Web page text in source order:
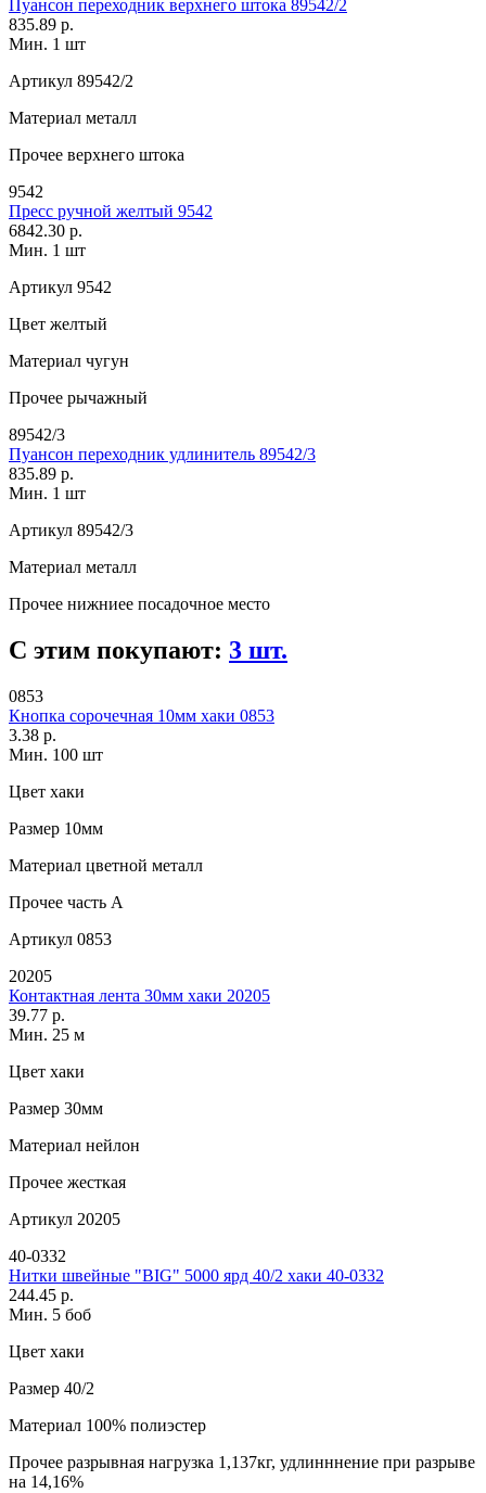
Пуансон переходник верхнего штока 89542/2
835.89 р.
Мин. 1 шт
Артикул 89542/2
Материал металл
Прочее верхнего штока
9542
Пресс ручной желтый 9542
6842.30 р.
Мин. 1 шт
Артикул 9542
Цвет желтый
Материал чугун
Прочее рычажный
89542/3
Пуансон переходник удлинитель 89542/3
835.89 р.
Мин. 1 шт
Артикул 89542/3
Материал металл
Прочее нижниее посадочное место
С этим покупают: 3 шт.
0853
Кнопка сорочечная 10мм хаки 0853
3.38 р.
Мин. 100 шт
Цвет хаки
Размер 10мм
Материал цветной металл
Прочее часть A
Артикул 0853
20205
Контактная лента 30мм хаки 20205
39.77 р.
Мин. 25 м
Цвет хаки
Размер 30мм
Материал нейлон
Прочее жесткая
Артикул 20205
40-0332
Нитки швейные "BIG" 5000 ярд 40/2 хаки 40-0332
244.45 р.
Мин. 5 боб
Цвет хаки
Размер 40/2
Материал 100% полиэстер
Прочее разрывная нагрузка 1,137кг, удлинннение при разрыве
на 14,16%